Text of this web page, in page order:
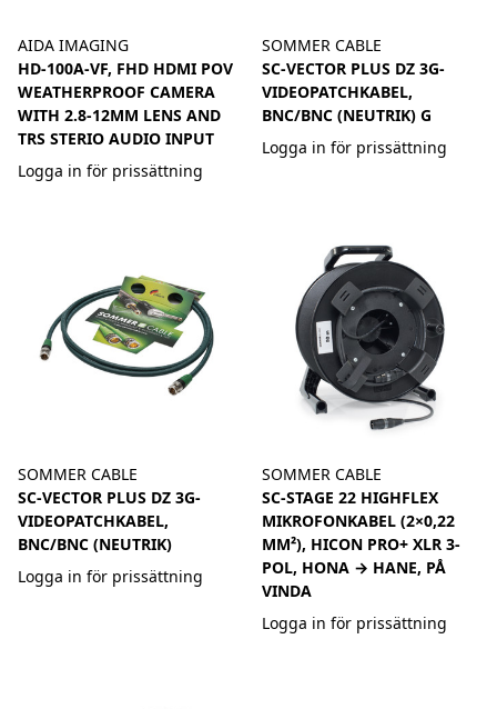
AIDA IMAGING
HD-100A-VF, FHD HDMI POV
WEATHERPROOF CAMERA
WITH 2.8-12MM LENS AND
TRS STERIO AUDIO INPUT
Logga in för prissättning
SOMMER CABLE
SC-VECTOR PLUS DZ 3G-
VIDEOPATCHKABEL,
BNC/BNC (NEUTRIK) G
Logga in för prissättning
SOMMER CABLE
SC-VECTOR PLUS DZ 3G-
VIDEOPATCHKABEL,
BNC/BNC (NEUTRIK)
Logga in för prissättning
SOMMER CABLE
SC-STAGE 22 HIGHFLEX
MIKROFONKABEL (2×0,22
MM²), HICON PRO+ XLR 3-
POL, HONA → HANE, PÅ
VINDA
Logga in för prissättning